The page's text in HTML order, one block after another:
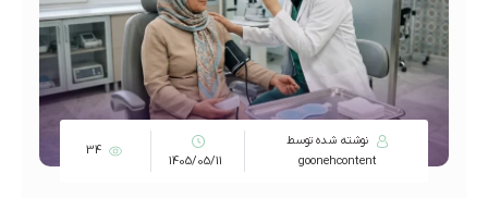
نوشته شده توسط
goonehcontent
1405/05/11
34